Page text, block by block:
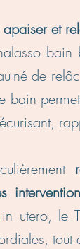
et
né de
bain
utero, le